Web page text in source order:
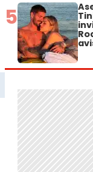
5